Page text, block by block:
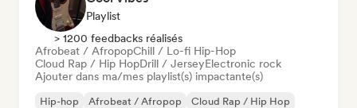
Playlist
> 1200 feedbacks réalisés
Afrobeat / AfropopChill / Lo-fi Hip-Hop
Cloud Rap / Hip HopDrill / JerseyElectronic rock
Ajouter dans ma/mes playlist(s) impactante(s)
Hip-hop Afrobeat / Afropop
Cloud Rap / Hip Hop